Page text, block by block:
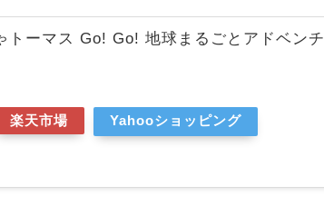
トーマス Go! Go! 地球まるごとアドベンチ
楽天市場 Yahooショッピング